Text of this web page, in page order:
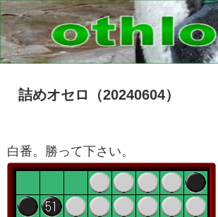
詰めオセロ（20240604）
白番。勝って下さい。